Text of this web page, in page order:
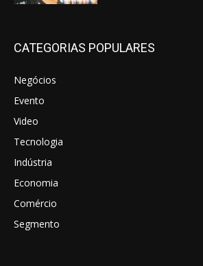
CATEGORIAS POPULARES
Negócios
Evento
Video
Tecnologia
Indústria
Economia
Comércio
Segmento